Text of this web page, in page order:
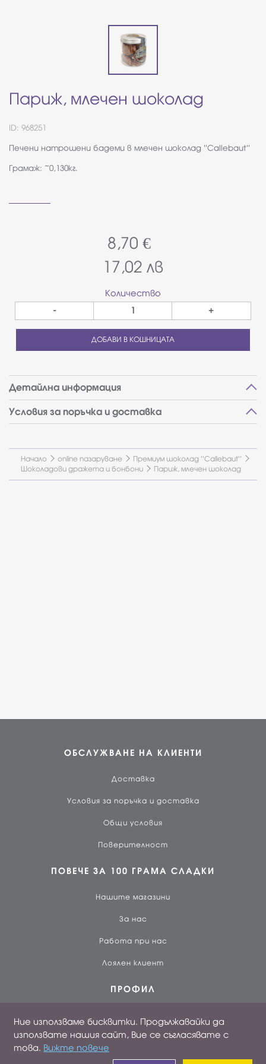
Париж, млечен шоколад
ID: 968251
Печени натрошени бадеми в млечен шоколад ''Callebaut''
Грамаж: ~0,130кг.
8,70 €
17,02 лв
Количество
- +
ДОБАВИ В КОШНИЦАТА
Детайлна информация
Условия за поръчка и доставка
Начало online пазаруване
Премиум шоколад ''Callebaut''
Шоколадови дражета и бонбони
Париж, млечен шоколад
ОБСЛУЖВАНЕ НА КЛИЕНТИ
Доставка
Условия за поръчка и доставка
Общи условия
Поверителност
ПОВЕЧЕ ЗА 100 ГРАМА СЛАДКИ
Нашите магазини
За нас
Работа при нас
Лоялен клиент
ПРОФИЛ
Създай профил
Поръчки
Ние използваме бисквитки. Продължавайки да
използвате нашия сайт, Вие се съгласявате с
това. Вижте повече